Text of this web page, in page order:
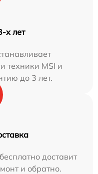
х лет
техники MSI и
до 3 лет.
доставит
и обратно.